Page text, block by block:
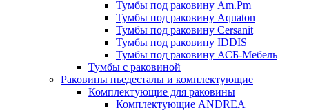
Тумбы под раковину Am.Pm
Тумбы под раковину Aquaton
Тумбы под раковину Cersanit
Тумбы под раковину IDDIS
Тумбы под раковину АСБ-Мебель
Тумбы с раковиной
Раковины пьедесталы и комплектующие
Комплектующие для раковины
Комплектующие ANDREA